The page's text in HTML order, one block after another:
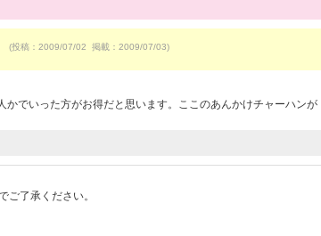
(投稿：2009/07/02 掲載：2009/07/03)
でいった方がお得だと思います。ここのあんかけチャーハンが
ご了承ください。